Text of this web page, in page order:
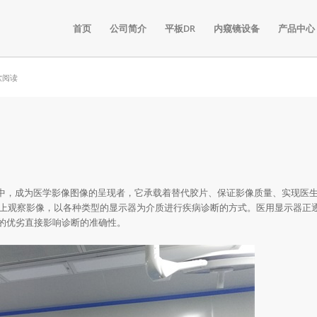
首页 公司简介 平板DR 内窥镜设备 产品中心
阅读
成为医学影像图像的呈现者，它承载着替代胶片、保证影像质量、实现医
观察影像，以各种类型的显示器为介质进行疾病诊断的方式。医用显示器正
劣直接影响诊断的准确性。